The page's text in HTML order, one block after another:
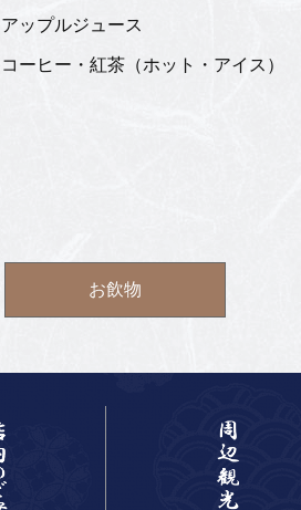
アップルジュース
コーヒー・紅茶（ホット・アイス）
お飲物